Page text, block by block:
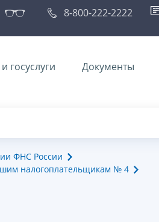
8-800-222-2222
госуслуги Документы
ФНС России
налогоплательщикам № 4